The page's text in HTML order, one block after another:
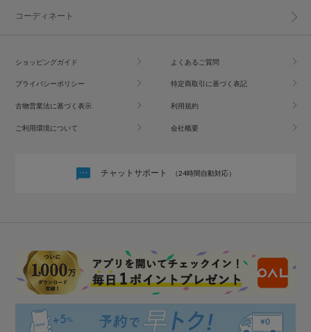
コーディネート
ショッピングガイド よくあるご質問
プライバシーポリシー 特定商取引に基づく表記
古物営業法に基づく表示 利用規約
ご利用環境について 会社概要
チャットサポート （24時間自動対応）